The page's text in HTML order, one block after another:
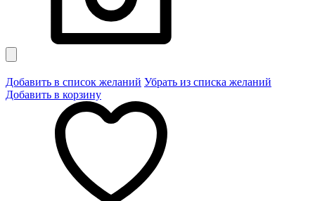
Добавить в список желаний Убрать из списка желаний
Добавить в корзину